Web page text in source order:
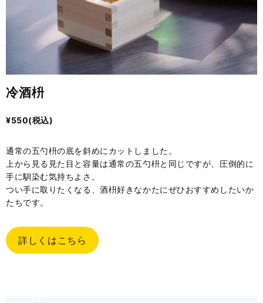
冷酒枡
¥550(税込)
通常の五勺枡の底を斜めにカットしました。
上から見る見た目と容量は通常の五勺枡と同じですが、圧倒的に
手に馴染む気持ちよさ。
つい手に取りたくなる、酒枡好きなかたにぜひおすすめしたいか
たちです。
詳しくはこちら